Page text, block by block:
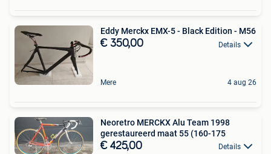
Eddy Merckx EMX-5 - Black Edition - M56
€ 350,00 Details
Mere 4 aug 26
Neoretro MERCKX Alu Team 1998
gerestaureerd maat 55 (160-175
€ 425,00 Details